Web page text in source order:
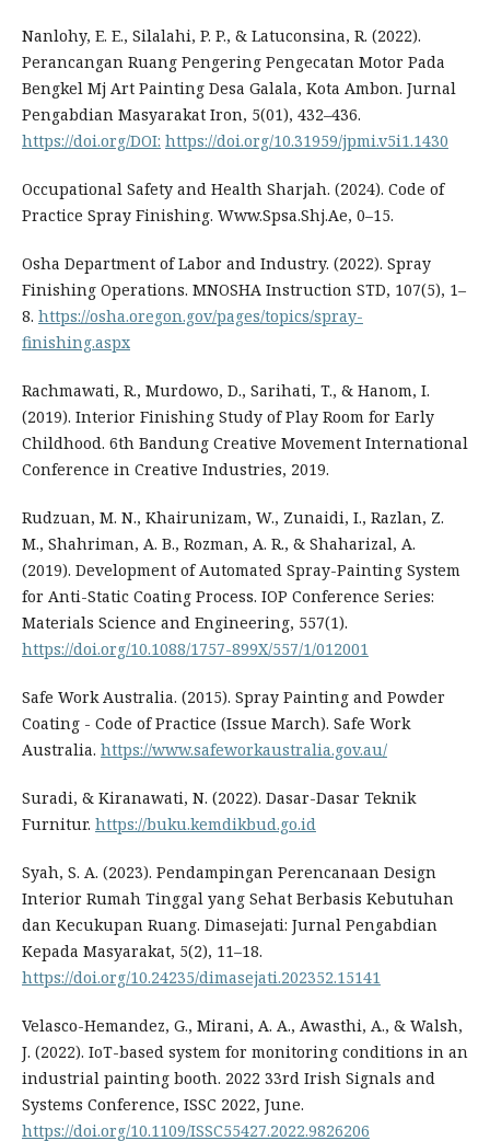
Nanlohy, E. E., Silalahi, P. P., & Latuconsina, R. (2022).
Perancangan Ruang Pengering Pengecatan Motor Pada
Bengkel Mj Art Painting Desa Galala, Kota Ambon. Jurnal
Pengabdian Masyarakat Iron, 5(01), 432–436.
https://doi.org/DOI: https://doi.org/10.31959/jpmi.v5i1.1430
Occupational Safety and Health Sharjah. (2024). Code of
Practice Spray Finishing. Www.Spsa.Shj.Ae, 0–15.
Osha Department of Labor and Industry. (2022). Spray
Finishing Operations. MNOSHA Instruction STD, 107(5), 1–
8. https://osha.oregon.gov/pages/topics/spray-
finishing.aspx
Rachmawati, R., Murdowo, D., Sarihati, T., & Hanom, I.
(2019). Interior Finishing Study of Play Room for Early
Childhood. 6th Bandung Creative Movement International
Conference in Creative Industries, 2019.
Rudzuan, M. N., Khairunizam, W., Zunaidi, I., Razlan, Z.
M., Shahriman, A. B., Rozman, A. R., & Shaharizal, A.
(2019). Development of Automated Spray-Painting System
for Anti-Static Coating Process. IOP Conference Series:
Materials Science and Engineering, 557(1).
https://doi.org/10.1088/1757-899X/557/1/012001
Safe Work Australia. (2015). Spray Painting and Powder
Coating - Code of Practice (Issue March). Safe Work
Australia. https://www.safeworkaustralia.gov.au/
Suradi, & Kiranawati, N. (2022). Dasar-Dasar Teknik
Furnitur. https://buku.kemdikbud.go.id
Syah, S. A. (2023). Pendampingan Perencanaan Design
Interior Rumah Tinggal yang Sehat Berbasis Kebutuhan
dan Kecukupan Ruang. Dimasejati: Jurnal Pengabdian
Kepada Masyarakat, 5(2), 11–18.
https://doi.org/10.24235/dimasejati.202352.15141
Velasco-Hemandez, G., Mirani, A. A., Awasthi, A., & Walsh,
J. (2022). IoT-based system for monitoring conditions in an
industrial painting booth. 2022 33rd Irish Signals and
Systems Conference, ISSC 2022, June.
https://doi.org/10.1109/ISSC55427.2022.9826206